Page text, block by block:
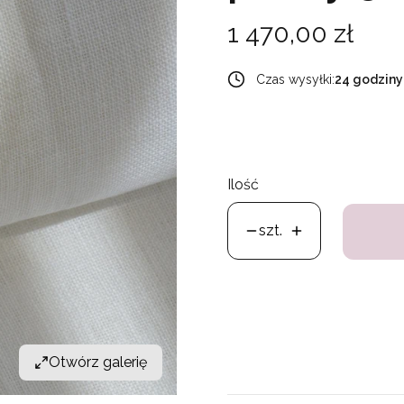
Otwórz galerię
Cena
1 470,00 zł
Czas wysyłki:24 godziny
Ilość
szt.